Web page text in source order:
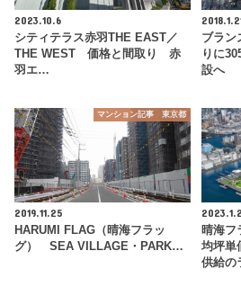
2023.10.6
シティテラス赤羽THE EAST／
THE WEST 価格と間取り 赤
羽エ…
ブラ
りに
設へ
マンション記事 東京都
2019.11.25
HARUMI FLAG（晴海フラッ
グ） SEA VILLAGE・PARK…
晴海
均坪単
供給